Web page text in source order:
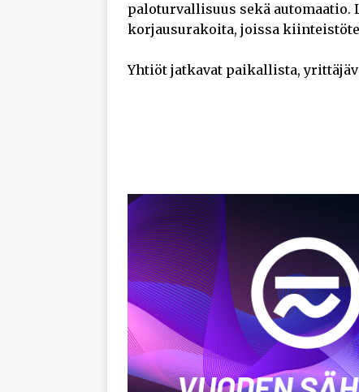
paloturvallisuus sekä automaatio.
korjausurakoita, joissa
Yhtiöt jatkavat paikallista,